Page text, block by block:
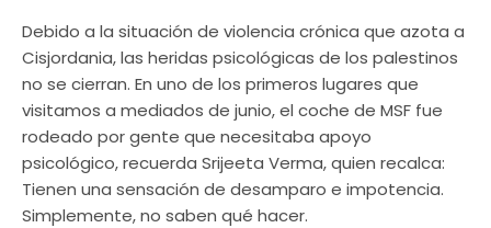
Debido a la situación de violencia crónica que azota a
Cisjordania, las heridas psicológicas de los palestinos
no se cierran. En uno de los primeros lugares que
visitamos a mediados de junio, el coche de MSF fue
rodeado por gente que necesitaba apoyo
psicológico, recuerda Srijeeta Verma, quien recalca:
Tienen una sensación de desamparo e impotencia.
Simplemente, no saben qué hacer.